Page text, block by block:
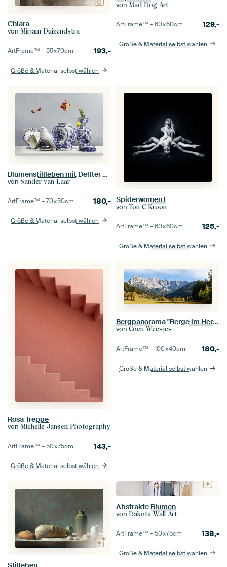
Chiara
von Mirjam Duizendstra
ArtFrame™ –55×70cm 193,-
Größe & Material selbst wählen
von Mad Dog Art
ArtFrame™ –60×60cm 129,-
Größe & Material selbst wählen
Blumenstillleben mit Delfter Blau Vasen
von Sander van Laar
ArtFrame™ –70×50cm 180,-
Größe & Material selbst wählen
Spiderwomen I
von Ton C Kroon
ArtFrame™ –60×60cm 125,-
Größe & Material selbst wählen
Rosa Treppe
von Michelle Jansen Photography
ArtFrame™ –50×75cm 143,-
Größe & Material selbst wählen
Bergpanorama "Berge im Herbst
von Coen Weesjes
ArtFrame™ –100×40cm 180,-
Größe & Material selbst wählen
Abstrakte Blumen
von Dakota Wall Art
ArtFrame™ –50×75cm 138,-
Größe & Material selbst wählen